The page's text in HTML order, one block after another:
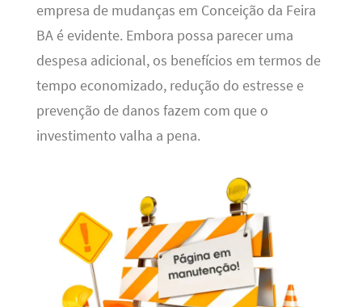
empresa de mudanças em Conceição da Feira
BA é evidente. Embora possa parecer uma
despesa adicional, os benefícios em termos de
tempo economizado, redução do estresse e
prevenção de danos fazem com que o
investimento valha a pena.